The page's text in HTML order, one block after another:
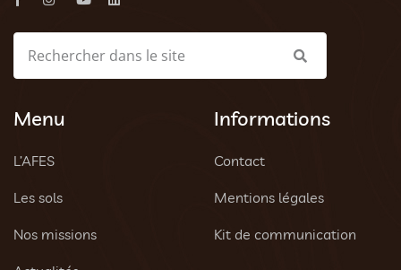
Menu
L’AFES
Les sols
Nos missions
Informations
Contact
Mentions légales
Kit de communication